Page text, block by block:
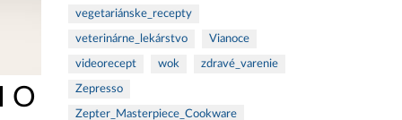
O
vegetariánske_recepty
veterinárne_lekárstvo Vianoce
videorecept wok zdravé_varenie
Zepresso
Zepter_Masterpiece_Cookware